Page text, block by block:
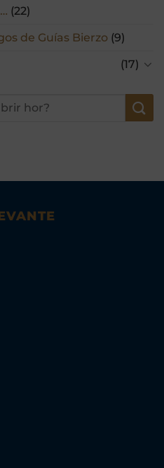
(22)
de Guías Bierzo (9)
(17)